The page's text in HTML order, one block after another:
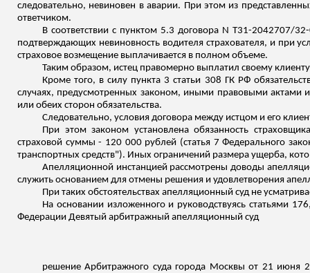
следовательно, невиновен в аварии. При этом из
ответчиком.
В соответствии с пунктом 5.3 договора N Т31-2042707/
подтверждающих невиновность водителя страхователя, и при
страховое возмещение выплачивается в полном объеме.
Таким образом, истец правомерно выплатил своему
Кроме того, в силу пункта 3 статьи 308 ГК РФ
случаях, предусмотренных законом, иными правовыми актами
или обеих сторон обязательства.
Следовательно, условия договора между истцом и его
При этом законом установлена обязанность
страховой суммы - 120 000 рублей (статья 7 Федерального
транспортных средств"). Иных ограничений размера ущерба,
Апелляционной инстанцией рассмотрены доводы
служить основанием для отмены решения и удовлетворения
При таких обстоятельствах апелляционный суд не
На основании изложенного и руководствуясь статьями
Федерации Девятый арбитражный апелляционный суд
решение Арбитражного суда города Москвы от 21 июня